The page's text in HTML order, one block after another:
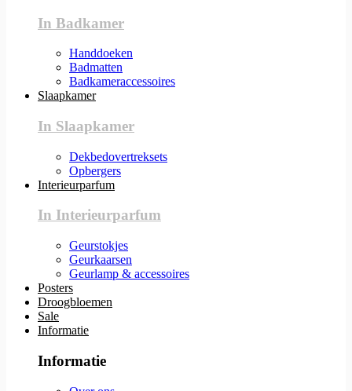
In Badkamer
Handdoeken
Badmatten
Badkameraccessoires
Slaapkamer
In Slaapkamer
Dekbedovertreksets
Opbergers
Interieurparfum
In Interieurparfum
Geurstokjes
Geurkaarsen
Geurlamp & accessoires
Posters
Droogbloemen
Sale
Informatie
Informatie